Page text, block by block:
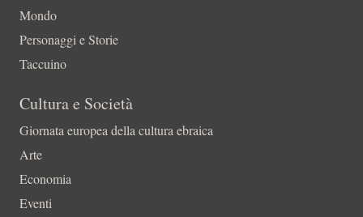
Mondo
Personaggi e Storie
Taccuino
Cultura e Società
Giornata europea della cultura ebraica
Arte
Economia
Eventi